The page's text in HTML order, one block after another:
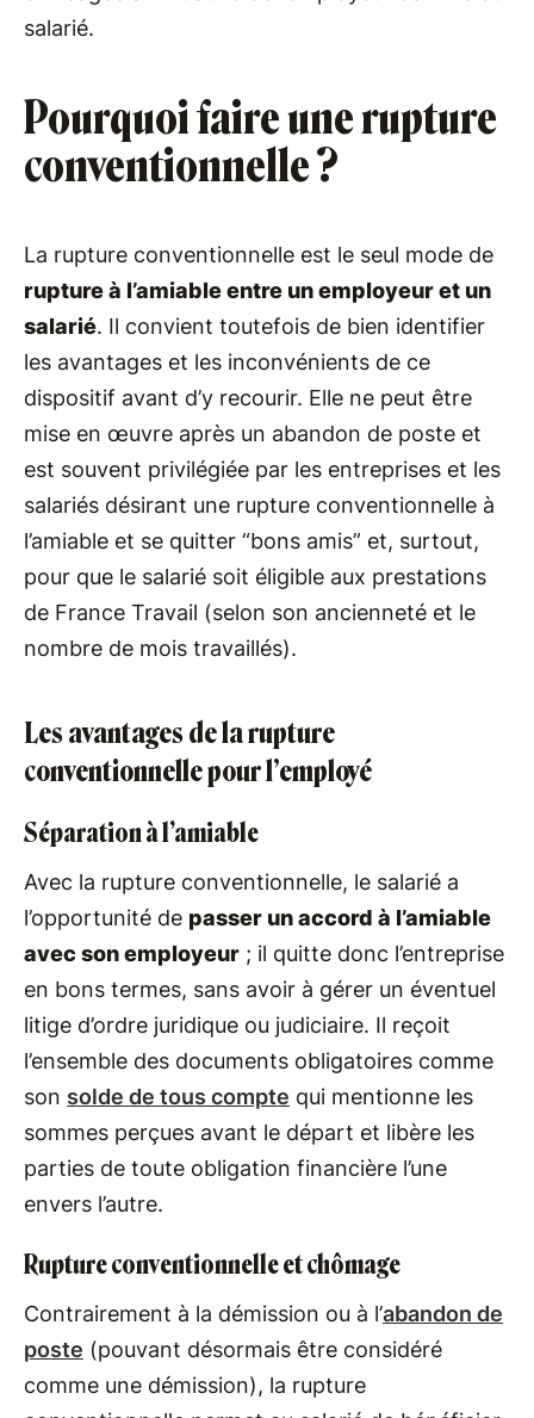
salarié.
Pourquoi faire une rupture
conventionnelle ?
La rupture conventionnelle est le seul mode de
rupture à l’amiable entre un employeur et un
salarié. Il convient toutefois de bien identifier
les avantages et les inconvénients de ce
dispositif avant d’y recourir. Elle ne peut être
mise en œuvre après un abandon de poste et
est souvent privilégiée par les entreprises et les
salariés désirant une rupture conventionnelle à
l’amiable et se quitter “bons amis” et, surtout,
pour que le salarié soit éligible aux prestations
de France Travail (selon son ancienneté et le
nombre de mois travaillés).
Les avantages de la rupture
conventionnelle pour l’employé
Séparation à l’amiable
Avec la rupture conventionnelle, le salarié a
l’opportunité de passer un accord à l’amiable
avec son employeur ; il quitte donc l’entreprise
en bons termes, sans avoir à gérer un éventuel
litige d’ordre juridique ou judiciaire. Il reçoit
l’ensemble des documents obligatoires comme
son solde de tous compte qui mentionne les
sommes perçues avant le départ et libère les
parties de toute obligation financière l’une
envers l’autre.
Rupture conventionnelle et chômage
Contrairement à la démission ou à l’abandon de
poste (pouvant désormais être considéré
comme une démission), la rupture